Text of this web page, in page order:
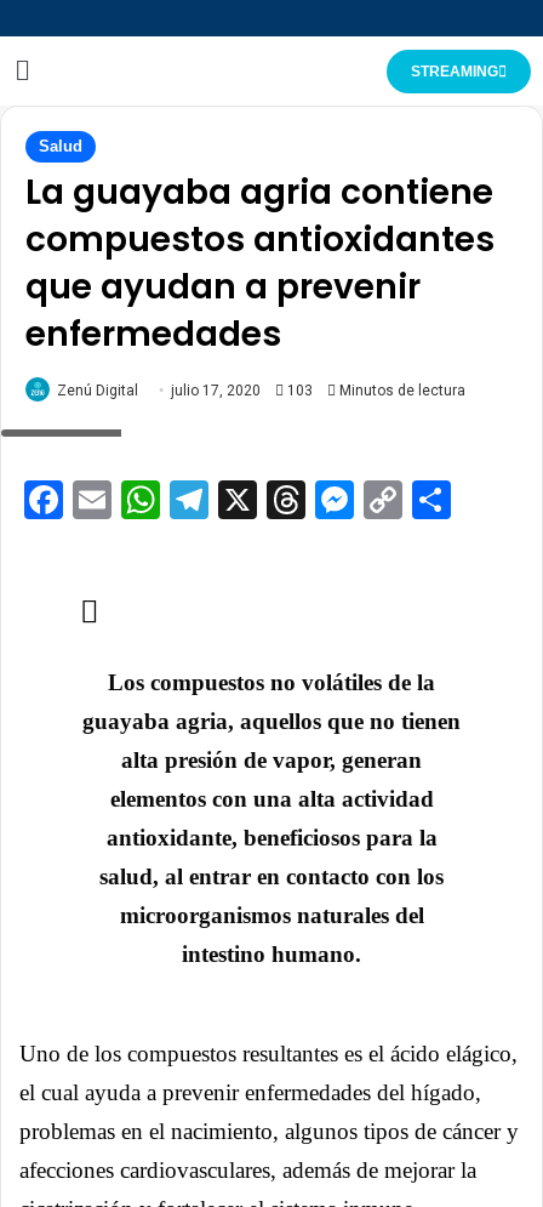
STREAMING
Salud
La guayaba agria contiene
compuestos antioxidantes
que ayudan a prevenir
enfermedades
Zenú Digital julio 17, 2020 103 Minutos de lectura
Facebook
EmailWhatsApp
Telegram
X ThreadsCopy
Los compuestos no volátiles de la
guayaba agria, aquellos que no tienen
alta presión de vapor, generan
elementos con una alta actividad
antioxidante, beneficiosos para la
salud, al entrar en contacto con los
microorganismos naturales del
intestino humano.
Uno de los compuestos resultantes es el ácido elágico,
el cual ayuda a prevenir enfermedades del hígado,
problemas en el nacimiento, algunos tipos de cáncer y
afecciones cardiovasculares, además de mejorar la